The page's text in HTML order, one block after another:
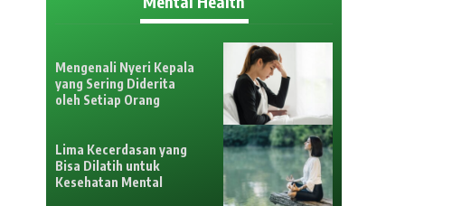
Mengenali Nyeri Kepala
yang Sering Diderita
oleh Setiap Orang
Lima Kecerdasan yang
Bisa Dilatih untuk
Kesehatan Mental